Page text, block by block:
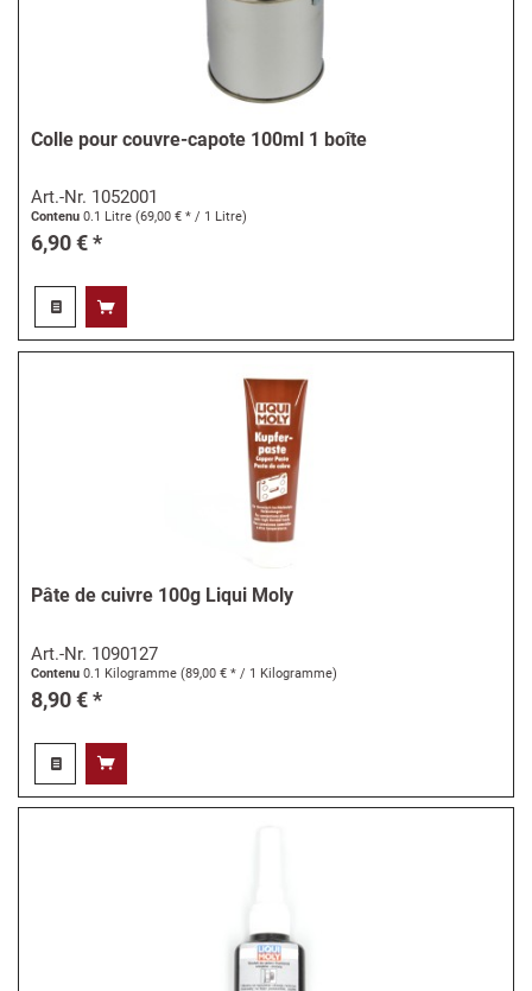
Colle pour couvre-capote 100ml 1 boîte
Art.-Nr. 1052001
Contenu0.1 Litre(69,00 € * / 1 Litre)
6,90 € *
Pâte de cuivre 100g Liqui Moly
Art.-Nr. 1090127
Contenu0.1 Kilogramme(89,00 € * / 1 Kilogramme)
8,90 € *